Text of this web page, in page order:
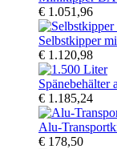
€ 1.051,96
Selbstkipper
€ 1.120,98
Spänebehälter
€ 1.185,24
Alu-
€ 178,50